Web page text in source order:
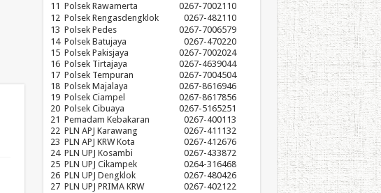
11 Polsek Rawamerta
0267-7002110
12 Polsek Rengasdengklok
0267-482110
13 Polsek Pedes
0267-7006579
14 Polsek Batujaya
0267-470220
15 Polsek Pakisjaya
0267-7002024
16 Polsek Tirtajaya
0267-4639044
17 Polsek Tempuran
0267-7004504
18 Polsek Majalaya
0267-8616946
19 Polsek Ciampel
0267-8617856
20 Polsek Cibuaya
0267-5165251
21 Pemadam Kebakaran
0267-400113
22 PLN APJ Karawang
0267-411132
23 PLN APJ KRW Kota
0267-412676
24 PLN UPJ Kosambi
0267-433872
25 PLN UPJ Cikampek
0264-316468
26 PLN UPJ Dengklok
0267-480426
27 PLN UPJ PRIMA KRW 0267-402122